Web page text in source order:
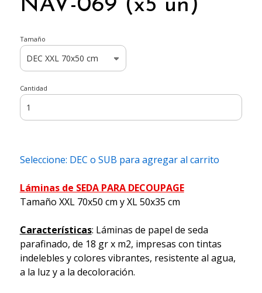
NAV-069 (x5 un)
Tamaño
Cantidad
Seleccione: DEC o SUB para agregar al carrito
Láminas de SEDA PARA DECOUPAGE
Tamaño XXL 70x50 cm y XL 50x35 cm
Características: Láminas de papel de seda
parafinado, de 18 gr x m2, impresas con tintas
indelebles y colores vibrantes, resistente al agua,
a la luz y a la decoloración.